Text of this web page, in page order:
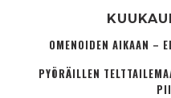
OMENOIDEN AIKAAN –
PYÖRÄILLEN